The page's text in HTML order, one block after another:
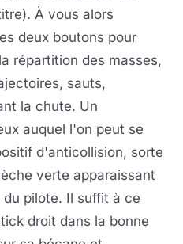
À vous alors
deux boutons pour
répartition des masses,
sauts,
la chute. Un
auquel l'on peut se
d'anticollision, sorte
verte apparaissant
pilote. Il suffit à ce
droit dans la bonne